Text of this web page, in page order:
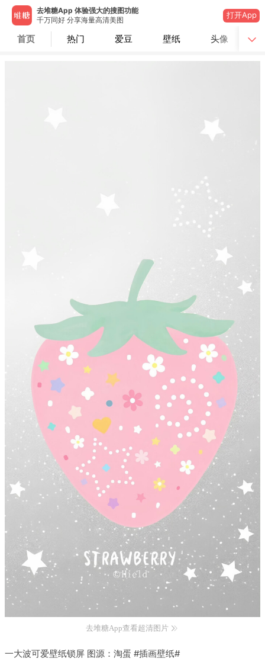
去堆糖App 体验强大的搜图功能
千万同好 分享海量高清美图
打开App
首页 热门 爱豆 壁纸 头像
去堆糖App查看超清图片
一大波可爱壁纸锁屏 图源：淘蛋 #插画壁纸#